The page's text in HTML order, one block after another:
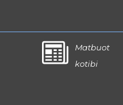
Matbuot
kotibi